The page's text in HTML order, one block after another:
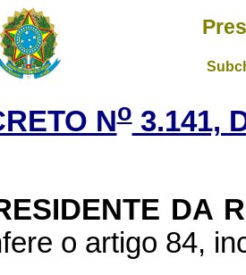
No3.141,
DA
o artigo 84,